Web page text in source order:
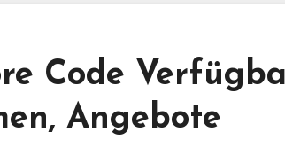
Code
Angebote